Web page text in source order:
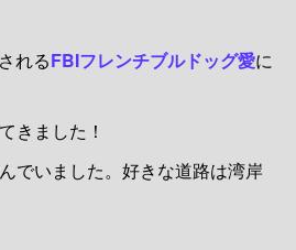
れるFBIフレンチブルドッグ愛に
きました！
でいました。好きな道路は湾岸